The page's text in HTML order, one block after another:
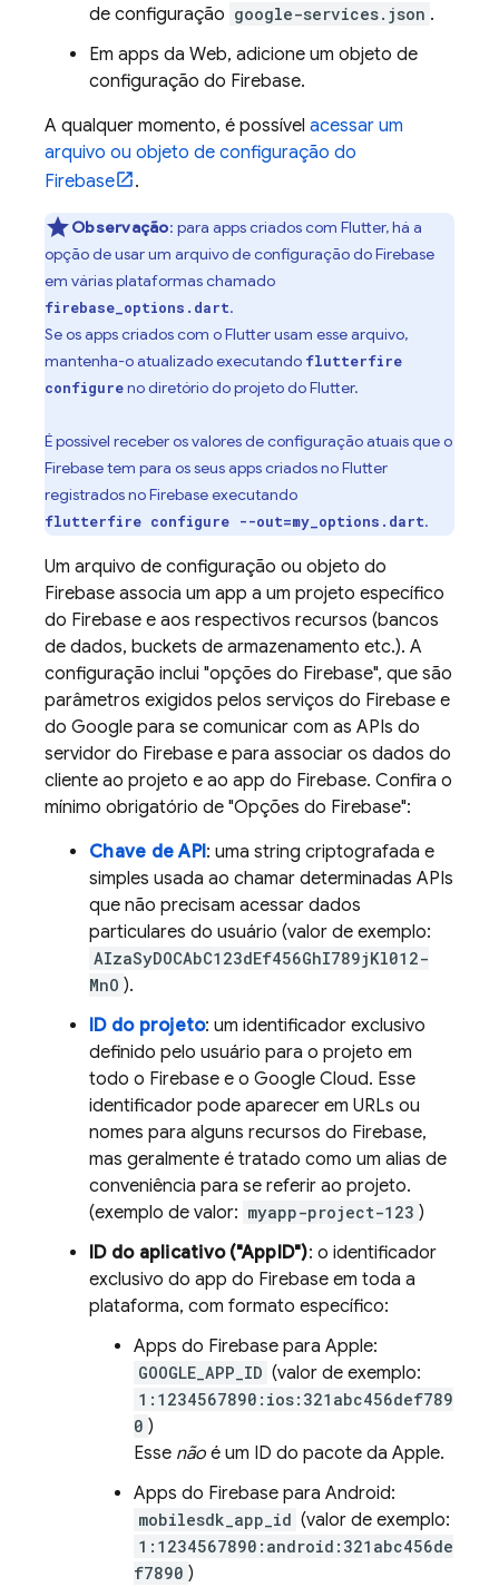
de configuração google-services.json .
Em apps da Web, adicione um objeto de
configuração do Firebase.
A qualquer momento, é possível acessar um
arquivo ou objeto de configuração do
Firebase
.
Observação: para apps criados com Flutter, há a
opção de usar um arquivo de configuração do Firebase
em várias plataformas chamado
firebase_options.dart.
Se os apps criados com o Flutter usam esse arquivo,
mantenha-o atualizado executando flutterfire
configureno diretório do projeto do Flutter.
É possível receber os valores de configuração atuais que o
Firebase tem para os seus apps criados no Flutter
registrados no Firebase executando
flutterfire configure --out=my_options.dart.
Um arquivo de configuração ou objeto do
Firebase associa um app a um projeto específico
do Firebase e aos respectivos recursos (bancos
de dados, buckets de armazenamento etc.). A
configuração inclui "opções do Firebase", que são
parâmetros exigidos pelos serviços do Firebase e
do Google para se comunicar com as APIs do
servidor do Firebase e para associar os dados do
cliente ao projeto e ao app do Firebase. Confira o
mínimo obrigatório de "Opções do Firebase":
Chave de API: uma string criptografada e
simples usada ao chamar determinadas APIs
que não precisam acessar dados
particulares do usuário (valor de exemplo:
AIzaSyDOCAbC123dEf456GhI789jKl012-
MnO ).
ID do projeto: um identificador exclusivo
definido pelo usuário para o projeto em
todo o Firebase e o Google Cloud. Esse
identificador pode aparecer em URLs ou
nomes para alguns recursos do Firebase,
mas geralmente é tratado como um alias de
conveniência para se referir ao projeto.
(exemplo de valor: myapp-project-123 )
ID do aplicativo ("AppID"): o identificador
exclusivo do app do Firebase em toda a
plataforma, com formato específico:
Apps do Firebase para Apple:
GOOGLE_APP_ID (valor de exemplo:
1:1234567890:ios:321abc456def789
0 )
Esse não é um ID do pacote da Apple.
Apps do Firebase para Android:
mobilesdk_app_id (valor de exemplo:
1:1234567890:android:321abc456de
f7890 )